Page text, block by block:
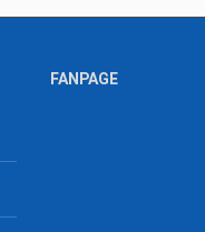
FANPAGE